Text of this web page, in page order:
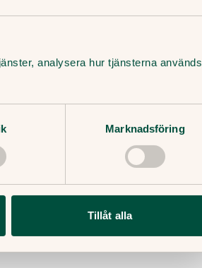
analysera hur tjänsterna används
Marknadsföring
Tillåt alla
eller hosta
akutmottagning.